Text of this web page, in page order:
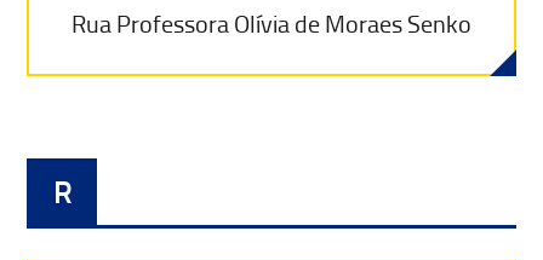
Rua Professora Olívia de Moraes Senko
R